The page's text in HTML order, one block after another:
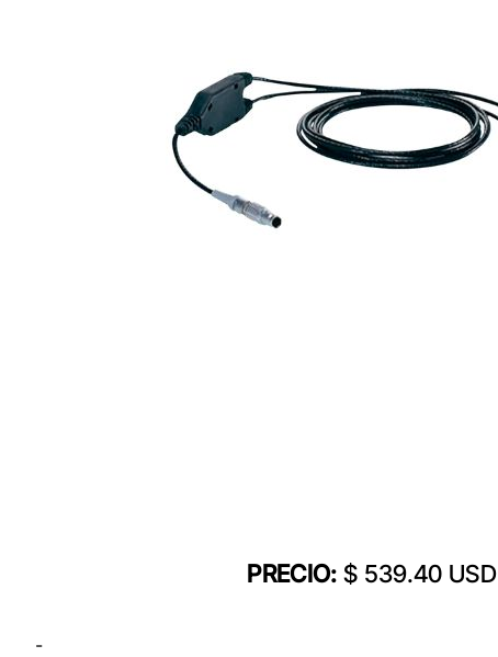
PRECIO: $ 539.40 USD
-